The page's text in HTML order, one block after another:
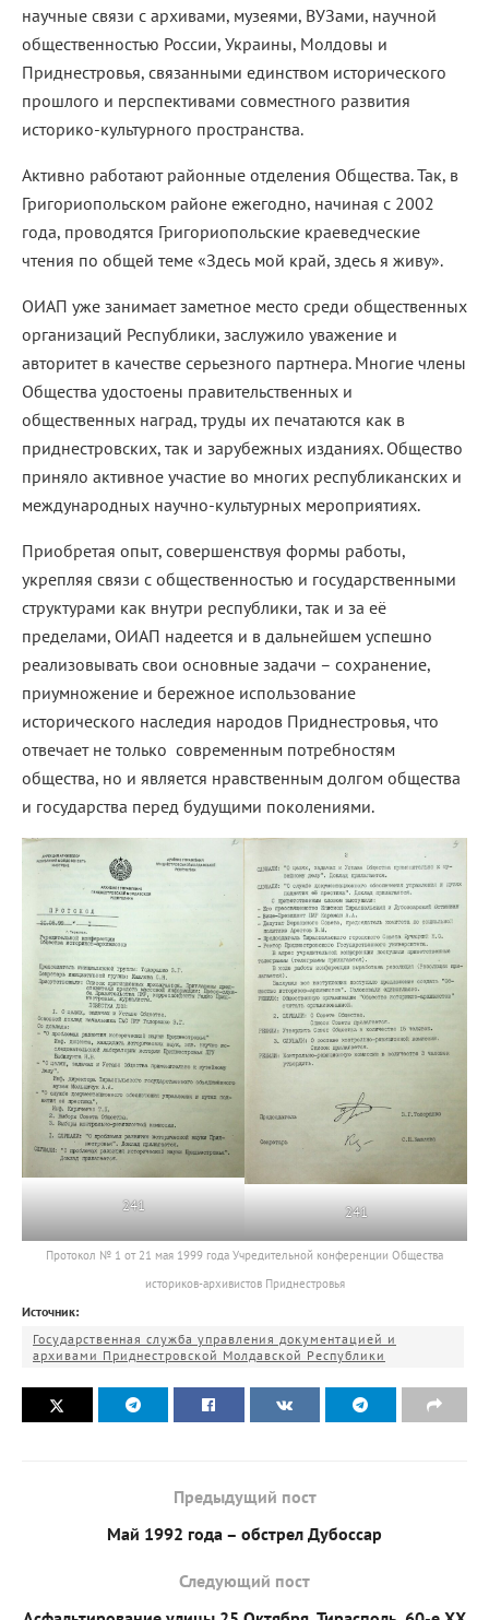
научные связи с архивами, музеями, ВУЗами, научной
общественностью России, Украины, Молдовы и
Приднестровья, связанными единством исторического
прошлого и перспективами совместного развития
историко-культурного пространства.
Активно работают районные отделения Общества. Так, в
Григориопольском районе ежегодно, начиная с 2002
года, проводятся Григориопольские краеведческие
чтения по общей теме «Здесь мой край, здесь я живу».
ОИАП уже занимает заметное место среди общественных
организаций Республики, заслужило уважение и
авторитет в качестве серьезного партнера. Многие члены
Общества удостоены правительственных и
общественных наград, труды их печатаются как в
приднестровских, так и зарубежных изданиях. Общество
приняло активное участие во многих республиканских и
международных научно-культурных мероприятиях.
Приобретая опыт, совершенствуя формы работы,
укрепляя связи с общественностью и государственными
структурами как внутри республики, так и за её
пределами, ОИАП надеется и в дальнейшем успешно
реализовывать свои основные задачи – сохранение,
приумножение и бережное использование
исторического наследия народов Приднестровья, что
отвечает не только современным потребностям
общества, но и является нравственным долгом общества
и государства перед будущими поколениями.
241 241
Протокол № 1 от 21 мая 1999 года Учредительной конференции Общества
историков-архивистов Приднестровья
Источник:
Государственная служба управления документацией и
архивами Приднестровской Молдавской Республики
Предыдущий пост
Май 1992 года – обстрел Дубоссар
Следующий пост